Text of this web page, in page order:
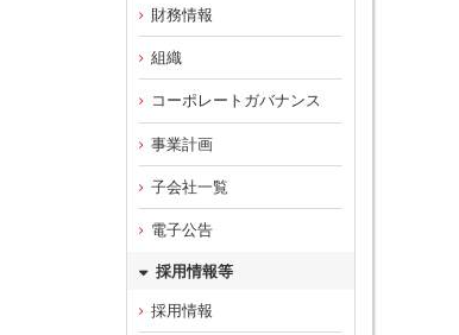
財務情報
組織
コーポレートガバナンス
事業計画
子会社一覧
電子公告
採用情報等
採用情報